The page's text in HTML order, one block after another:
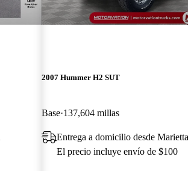
2007 Hummer H2 SUT
Base 137,604 millas
Entrega a domicilio desde
El precio incluye envío de $100